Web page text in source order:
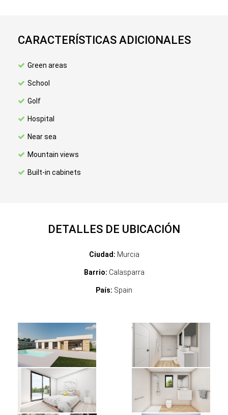
CARACTERÍSTICAS ADICIONALES
Green areas
School
Golf
Hospital
Near sea
Mountain views
Built-in cabinets
DETALLES DE UBICACIÓN
Ciudad: Murcia
Barrio: Calasparra
País: Spain